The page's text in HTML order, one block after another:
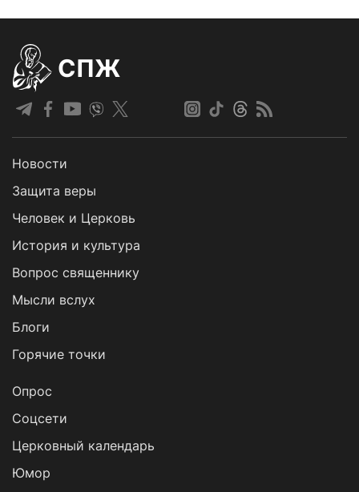
СПЖ
Новости
Защита веры
Человек и Церковь
История и культура
Вопрос священнику
Мысли вслух
Блоги
Горячие точки
Опрос
Cоцсети
Церковный календарь
Юмор